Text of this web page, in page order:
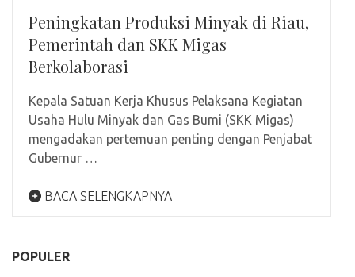
Peningkatan Produksi Minyak di Riau,
Pemerintah dan SKK Migas
Berkolaborasi
Kepala Satuan Kerja Khusus Pelaksana Kegiatan
Usaha Hulu Minyak dan Gas Bumi (SKK Migas)
mengadakan pertemuan penting dengan Penjabat
Gubernur …
BACA SELENGKAPNYA
POPULER